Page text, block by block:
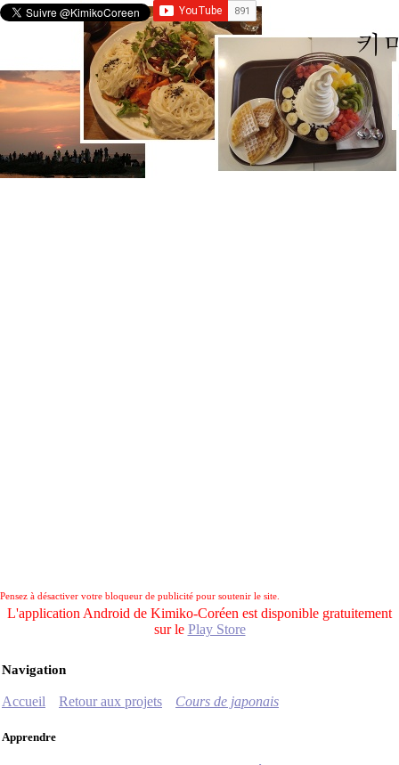
Pensez à désactiver votre bloqueur de publicité pour soutenir le site.
L'application Android de Kimiko-Coréen est disponible gratuitement
sur le Play Store
Navigation
Accueil Retour aux projets Cours de japonais
Apprendre